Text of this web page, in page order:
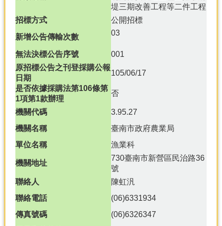
產
熱
門
訊
農
服
站
政
訊
堤三期改善工程等二件工程
招標方式
公開招標
新增公告傳輸次數
03
無法決標公告序號
001
原招標公告之刊登採購公報
日期
105/06/17
是否依據採購法第106條第
1項第1款辦理
否
機關代碼
3.95.27
機關名稱
臺南市政府農業局
單位名稱
漁業科
機關地址
730臺南市新營區民治路36
號
聯絡人
陳虹汎
聯絡電話
(06)6331934
傳真號碼
(06)6326347